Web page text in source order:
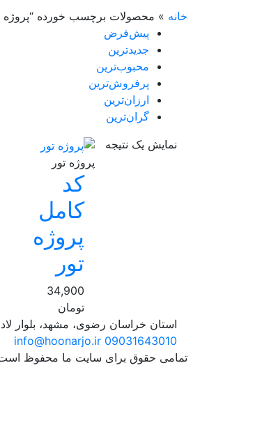
خانه » محصولات برچسب خورده “پروژه
پیش‌فرض
جدیدترین
محبوب‌ترین
پرفروش‌ترین
ارزان‌ترین
گران‌ترین
نمایش یک نتیجه
پروژه تور
کد
کامل
پروژه
تور
34,900
تومان
استان خراسان رضوی، مشهد، بلوار
09031643010
info@hoonarjo.ir
تمامی حقوق برای سایت ما محفوظ